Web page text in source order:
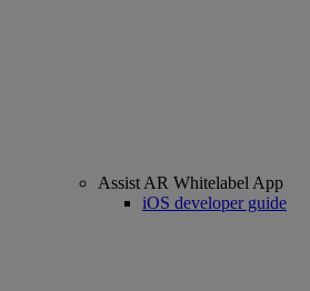
Assist AR Whitelabel App
iOS developer guide